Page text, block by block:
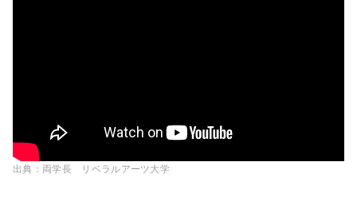
出典：両学長 リベラルアーツ大学